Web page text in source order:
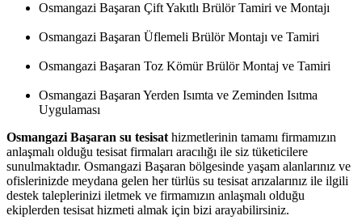
Osmangazi Başaran Çift Yakıtlı Brülör Tamiri ve Montajı
Osmangazi Başaran Üflemeli Brülör Montajı ve Tamiri
Osmangazi Başaran Toz Kömür Brülör Montaj ve Tamiri
Osmangazi Başaran Yerden Isımta ve Zeminden Isıtma
Uygulaması
Osmangazi Başaran su tesisat hizmetlerinin tamamı firmamızın
anlaşmalı olduğu tesisat firmaları aracılığı ile siz tüketicilere
sunulmaktadır. Osmangazi Başaran bölgesinde yaşam alanlarınız ve
ofislerinizde meydana gelen her türlüs su tesisat arızalarınız ile ilgili
destek taleplerinizi iletmek ve firmamızın anlaşmalı olduğu
ekiplerden tesisat hizmeti almak için bizi arayabilirsiniz.